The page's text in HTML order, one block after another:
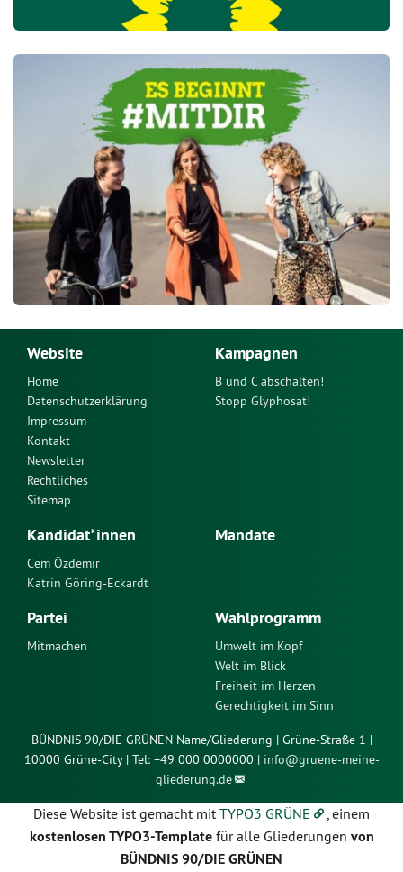
Website
Home
Datenschutzerklärung
Impressum
Kontakt
Newsletter
Rechtliches
Sitemap
Kampagnen
B und C abschalten!
Stopp Glyphosat!
Kandidat*innen
Cem Özdemir
Katrin Göring-Eckardt
Mandate
Partei
Mitmachen
Wahlprogramm
Umwelt im Kopf
Welt im Blick
Freiheit im Herzen
Gerechtigkeit im Sinn
BÜNDNIS 90/DIE GRÜNEN Name/Gliederung | Grüne-Straße 1 |
10000 Grüne-City | Tel: +49 000 0000000 | info@gruene-meine-
gliederung.de
Diese Website ist gemacht mitTYPO3 GRÜNE , einem
kostenlosen TYPO3-Templatefür alle Gliederungen von
BÜNDNIS 90/DIE GRÜNEN